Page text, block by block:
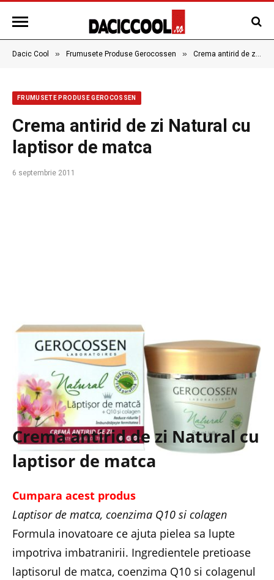
Dacic Cool » Frumusete Produse Gerocossen » Crema antirid de zi Natural cu laptisor de matca
FRUMUSETE PRODUSE GEROCOSSEN
Crema antirid de zi Natural cu
laptisor de matca
6 septembrie 2011
Crema antirid de zi Natural cu
laptisor de matca
Cumpara acest produs
Laptisor de matca, coenzima Q10 si colagen
Formula inovatoare ce ajuta pielea sa lupte
impotriva imbatranirii. Ingredientele pretioase
laptisorul de matca, coenzima Q10 si colagenul